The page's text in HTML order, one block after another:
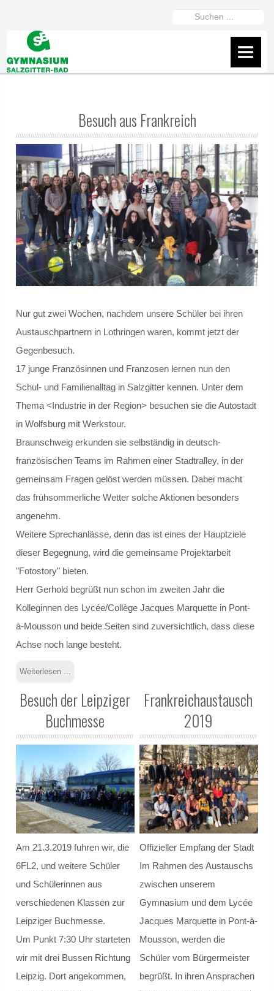
rezept/https://gymszbad.de/elvanse-
Suchen
AKTUELLES
IServ
Wir helfen gerne weiter
Fanshop des GSB
Präsentation vom 16.2.26
ÜBER UNS
Schüler
Kollegium
Schulleitung und Koordinatoren
Eingangsstufe
Mittelstufe
Schulleitbild
Ansprechpartner
Gremien
Schulvorstand
Schulelternrat
Schulordnung
GANZTAGSSCHULE
Berufliche Orientierung
Konzept
Leuchtturmschule
Step.ing
Schulsozialarbeit
Verortung / Konzept
Definition
Schweigepflicht
Besuch aus Frankreich
Nur gut zwei Wochen, nachdem unsere Schüler bei ihren
Austauschpartnern in Lothringen waren, kommt jetzt der
Gegenbesuch.
17 junge Französinnen und Franzosen lernen nun den
Schul- und Familienalltag in Salzgitter kennen. Unter dem
Thema <Industrie in der Region> besuchen sie die Autostadt
in Wolfsburg mit Werkstour.
Braunschweig erkunden sie selbständig in deutsch-
französischen Teams im Rahmen einer Stadtralley, in der
gemeinsam Fragen gelöst werden müssen. Dabei macht
das frühsommerliche Wetter solche Aktionen besonders
angenehm.
Weitere Sprechanlässe, denn das ist eines der Hauptziele
dieser Begegnung, wird die gemeinsame Projektarbeit
"Fotostory" bieten.
Herr Gerhold begrüßt nun schon im zweiten Jahr die
Kolleginnen des Lycée/Collège Jacques Marquette in Pont-
à-Mousson und beide Seiten sind zuversichtlich, dass diese
Achse noch lange besteht.
Weiterlesen ...
Besuch der Leipziger
Buchmesse
Am 21.3.2019 fuhren wir, die
6FL2, und weitere Schüler
und Schülerinnen aus
verschiedenen Klassen zur
Leipziger Buchmesse.
Um Punkt 7:30 Uhr starteten
wir mit drei Bussen Richtung
Leipzig. Dort angekommen,
Frankreichaustausch
2019
Offizieller Empfang der Stadt
Im Rahmen des Austauschs
zwischen unserem
Gymnasium und dem Lycée
Jacques Marquette in Pont-à-
Mousson, werden die
Schüler vom Bürgermeister
begrüßt. In ihren Ansprachen